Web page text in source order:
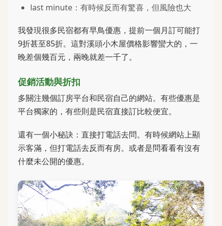
last minute：有時候反而有驚喜，但風險也大
我發現很多民宿都有早鳥優惠，提前一個月訂可能打
9折甚至85折。這對溪頭小木屋價格影響蠻大的，一
晚差個幾百元，兩晚就差一千了。
促銷活動與折扣
多關注幾個訂房平台和民宿自己的網站。有些優惠是
平台獨家的，有些則是民宿直接訂比較便宜。
還有一個小秘訣：直接打電話去問。有時候網站上顯
示客滿，但打電話去反而有房。或者是問看看有沒有
什麼未公開的優惠。